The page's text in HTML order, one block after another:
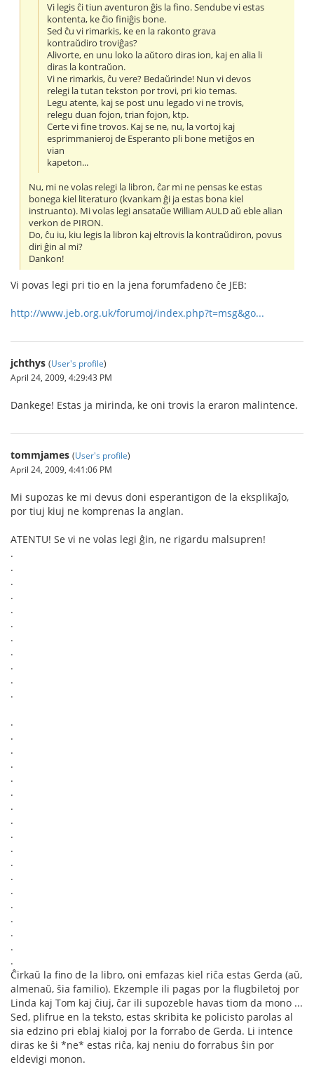
Vi legis ĉi tiun aventuron ĝis la fino. Sendube vi estas
kontenta, ke ĉio finiĝis bone.
Sed ĉu vi rimarkis, ke en la rakonto grava
kontraŭdiro troviĝas?
Alivorte, en unu loko la aŭtoro diras ion, kaj en alia li
diras la kontraŭon.
Vi ne rimarkis, ĉu vere? Bedaŭrinde! Nun vi devos
relegi la tutan tekston por trovi, pri kio temas.
Legu atente, kaj se post unu legado vi ne trovis,
relegu duan fojon, trian fojon, ktp.
Certe vi fine trovos. Kaj se ne, nu, la vortoj kaj
esprimmanieroj de Esperanto pli bone metiĝos en
vian
kapeton...
Nu, mi ne volas relegi la libron, ĉar mi ne pensas ke estas
bonega kiel literaturo (kvankam ĝi ja estas bona kiel
instruanto). Mi volas legi ansataŭe William AULD aŭ eble alian
verkon de PIRON.
Do, ĉu iu, kiu legis la libron kaj eltrovis la kontraŭdiron, povus
diri ĝin al mi?
Dankon!
Vi povas legi pri tio en la jena forumfadeno ĉe JEB:
http://www.jeb.org.uk/forumoj/index.php?t=msg&go...
jchthys (User's profile)
April 24, 2009, 4:29:43 PM
Dankege! Estas ja mirinda, ke oni trovis la eraron malintence.
tommjames (User's profile)
April 24, 2009, 4:41:06 PM
Mi supozas ke mi devus doni esperantigon de la eksplikaĵo,
por tiuj kiuj ne komprenas la anglan.
ATENTU! Se vi ne volas legi ĝin, ne rigardu malsupren!
.
.
.
.
.
.
.
.
.
.
.
.
.
.
.
.
.
.
.
.
.
.
.
.
.
.
.
.
.
Ĉirkaŭ la fino de la libro, oni emfazas kiel riĉa estas Gerda (aŭ,
almenaŭ, ŝia familio). Ekzemple ili pagas por la flugbiletoj por
Linda kaj Tom kaj ĉiuj, ĉar ili supozeble havas tiom da mono ...
Sed, plifrue en la teksto, estas skribita ke policisto parolas al
sia edzino pri eblaj kialoj por la forrabo de Gerda. Li intence
diras ke ŝi *ne* estas riĉa, kaj neniu do forrabus ŝin por
eldevigi monon.